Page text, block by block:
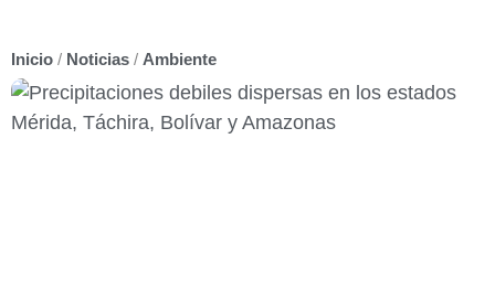
Inicio / Noticias / Ambiente